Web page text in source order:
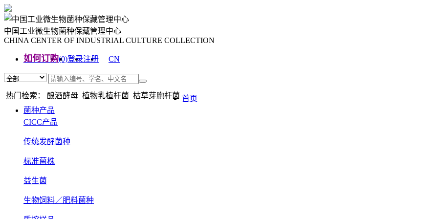
中国工业微生物菌种保藏管理中心
CHINA CENTER OF INDUSTRIAL CULTURE COLLECTION
如何订购(0)登录注册
CN
热门检索： 酿酒酵母 植物乳植杆菌 枯草芽胞杆菌 首页
菌种产品
CICC产品
传统发酵菌种
标准菌株
益生菌
生物饲料／肥料菌种